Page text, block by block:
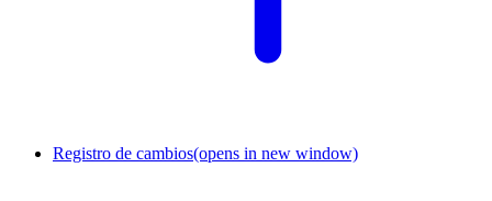
Registro de cambios(opens in new window)